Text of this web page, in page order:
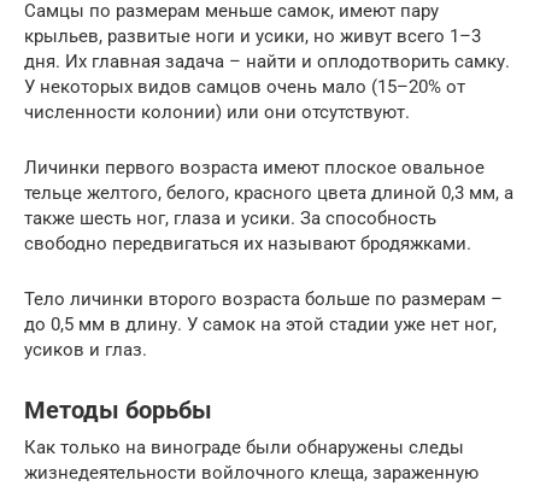
Самцы по размерам меньше самок, имеют пару
крыльев, развитые ноги и усики, но живут всего 1–3
дня. Их главная задача – найти и оплодотворить самку.
У некоторых видов самцов очень мало (15–20% от
численности колонии) или они отсутствуют.
Личинки первого возраста имеют плоское овальное
тельце желтого, белого, красного цвета длиной 0,3 мм, а
также шесть ног, глаза и усики. За способность
свободно передвигаться их называют бродяжками.
Тело личинки второго возраста больше по размерам –
до 0,5 мм в длину. У самок на этой стадии уже нет ног,
усиков и глаз.
Методы борьбы
Как только на винограде были обнаружены следы
жизнедеятельности войлочного клеща, зараженную